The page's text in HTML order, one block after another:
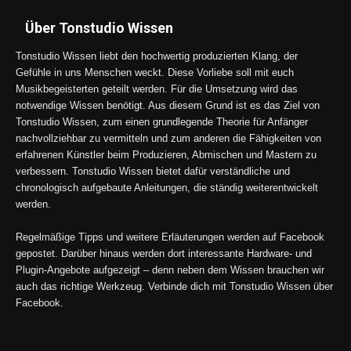
Über Tonstudio Wissen
Tonstudio Wissen liebt den hochwertig produzierten Klang, der
Gefühle in uns Menschen weckt. Diese Vorliebe soll mit euch
Musikbegeisterten geteilt werden. Für die Umsetzung wird das
notwendige Wissen benötigt. Aus diesem Grund ist es das Ziel von
Tonstudio Wissen, zum einen grundlegende Theorie für Anfänger
nachvollziehbar zu vermitteln und zum anderen die Fähigkeiten von
erfahrenen Künstler beim Produzieren, Abmischen und Mastern zu
verbessern. Tonstudio Wissen bietet dafür verständliche und
chronologisch aufgebaute Anleitungen, die ständig weiterentwickelt
werden.
Regelmäßige Tipps und weitere Erläuterungen werden auf Facebook
gepostet. Darüber hinaus werden dort interessante Hardware- und
Plugin-Angebote aufgezeigt – denn neben dem Wissen brauchen wir
auch das richtige Werkzeug. Verbinde dich mit Tonstudio Wissen über
Facebook.